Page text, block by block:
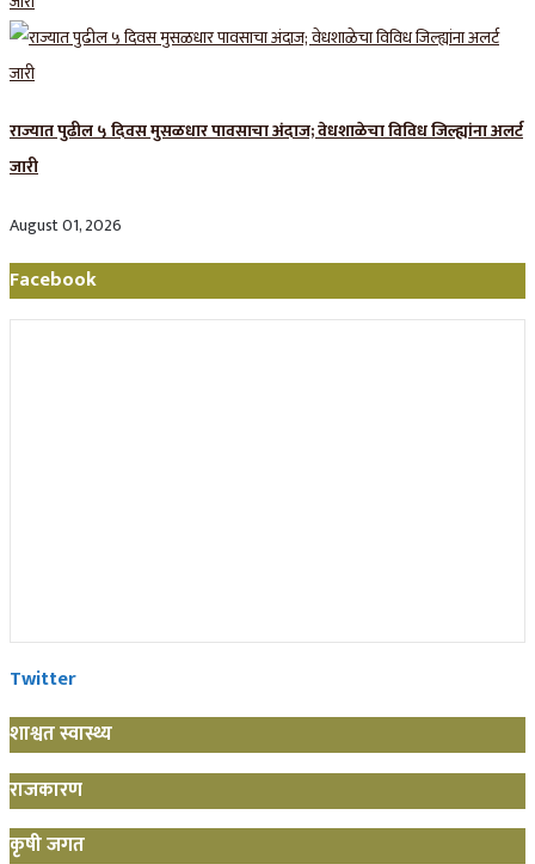
राज्यात पुढील ५ दिवस मुसळधार पावसाचा अंदाज; वेधशाळेचा विविध जिल्ह्यांना अलर्ट
जारी
August 01, 2026
Facebook
Twitter
शाश्वत स्वास्थ्य
राजकारण
कृषी जगत